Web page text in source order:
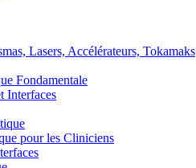
Lasers, Accélérateurs, Tokamaks
Fondamentale
Interfaces
pour les Cliniciens